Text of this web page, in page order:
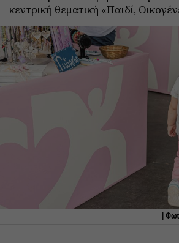
κεντρική θεματική «Παιδί,
|